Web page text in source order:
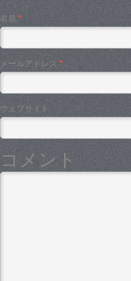
名前 *
メールアドレス *
ウェブサイト
コメント